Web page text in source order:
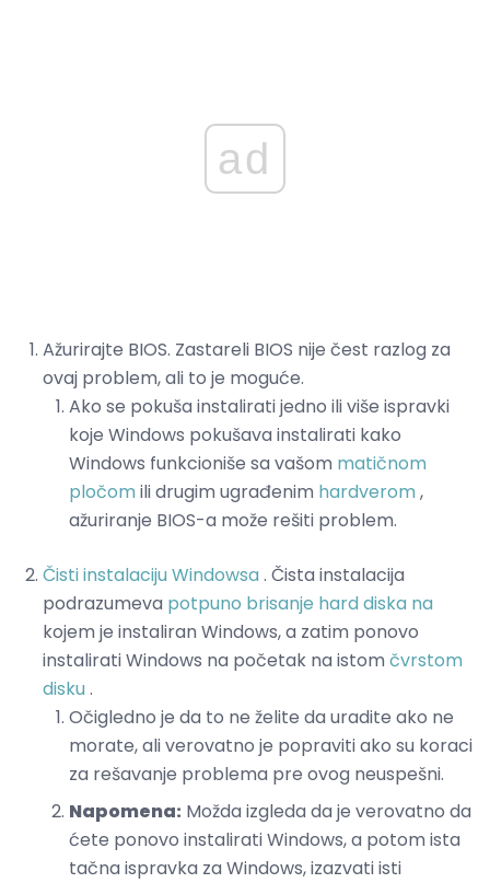
ad
Ažurirajte BIOS. Zastareli BIOS nije čest razlog za
ovaj problem, ali to je moguće.
Ako se pokuša instalirati jedno ili više ispravki
koje Windows pokušava instalirati kako
Windows funkcioniše sa vašom matičnom
pločomili drugim ugrađenim hardverom,
ažuriranje BIOS-a može rešiti problem.
Čisti instalaciju Windowsa. Čista instalacija
podrazumeva potpuno brisanje hard diska na
kojem je instaliran Windows, a zatim ponovo
instalirati Windows na početak na istom čvrstom
disku.
Očigledno je da to ne želite da uradite ako ne
morate, ali verovatno je popraviti ako su koraci
za rešavanje problema pre ovog neuspešni.
Napomena: Možda izgleda da je verovatno da
ćete ponovo instalirati Windows, a potom ista
tačna ispravka za Windows, izazvati isti